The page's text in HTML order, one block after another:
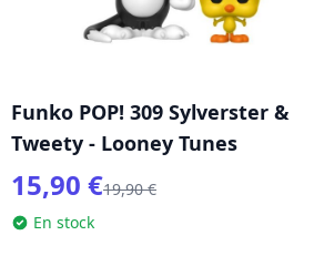
Funko POP! 309 Sylverster &
Tweety - Looney Tunes
15,90 €19,90 €
En stock